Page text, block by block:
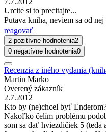
Urcite si to precitajte...
Putava kniha, neviem sa od
reagovať
2 pozitívne hodnotenia2
0 negatívne hodnotenia0
Recenzia z iného vydania
Martin Marko
Overený zákazník
2.7.2012
Kto by (ne)chcel byť
Nakoľko čelím problému
som sa dať hviezdičiek 5 (teda